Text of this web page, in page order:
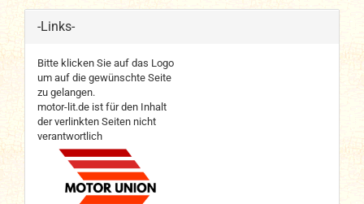
-Links-
Bitte klicken Sie auf das Logo
um auf die gewünschte Seite
zu gelangen.
motor-lit.de ist für den Inhalt
der verlinkten Seiten nicht
verantwortlich